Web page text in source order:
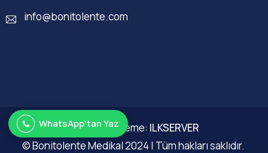
info@bonitolente.com
Web Düzenleme: ILKSERVER
© Bonitolente Medikal 2024 | Tüm hakları saklıdır.
WhatsApp'tan Yaz